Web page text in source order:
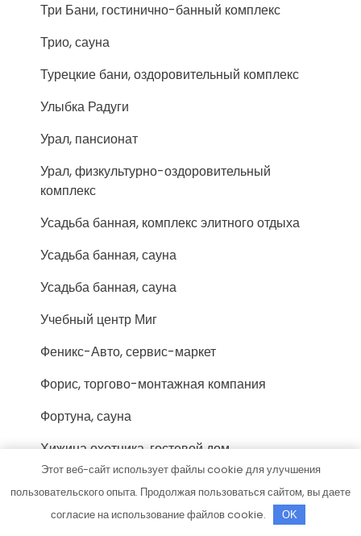
Три Бани, гостинично-банный комплекс
Трио, сауна
Турецкие бани, оздоровительный комплекс
Улыбка Радуги
Урал, пансионат
Урал, физкультурно-оздоровительный
комплекс
Усадьба банная, комплекс элитного отдыха
Усадьба банная, сауна
Усадьба банная, сауна
Учебный центр Миг
Феникс-Авто, сервис-маркет
Форис, торгово-монтажная компания
Фортуна, сауна
Хижина охотника, гостевой дом
Хоттабыч, сауна
Этот веб-сайт использует файлы cookie для улучшения
пользовательского опыта. Продолжая пользоваться сайтом, вы даете
согласие на использование файлов cookie.
OK